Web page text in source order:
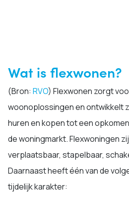
Wat is flexwonen?
(Bron: RVO) Flexwonen zorgt
woonoplossingen en ontwikkelt
huren en kopen tot een
de woningmarkt. Flexwoningen
verplaatsbaar, stapelbaar,
Daarnaast heeft één van de
tijdelijk karakter: